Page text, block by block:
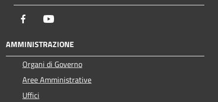
Facebook
AMMINISTRAZIONE
Organi di Governo
Aree Amministrative
Uffici